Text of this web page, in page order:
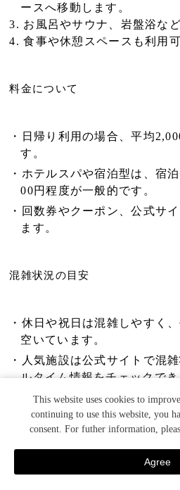
ースへ移動します。
お風呂やサウナ、岩盤浴な
食事や休憩スペースも利用可
料金について
日帰り利用の場合、平均
す。
ホテルスパや宿泊型は、宿
00円程度が一般的です。
回数券やクーポン、公式サ
ます。
混雑状況の目安
休日や祝日は混雑しやすく
空いています。
人気施設は公式サイトで混
ルタイム情報をチェックで
便利な持ち物
スパバッグ、タオル、着替
TEL 宿泊予約
This website uses cookies to
continuing to use this website, you
consent. For futher information,
Agree